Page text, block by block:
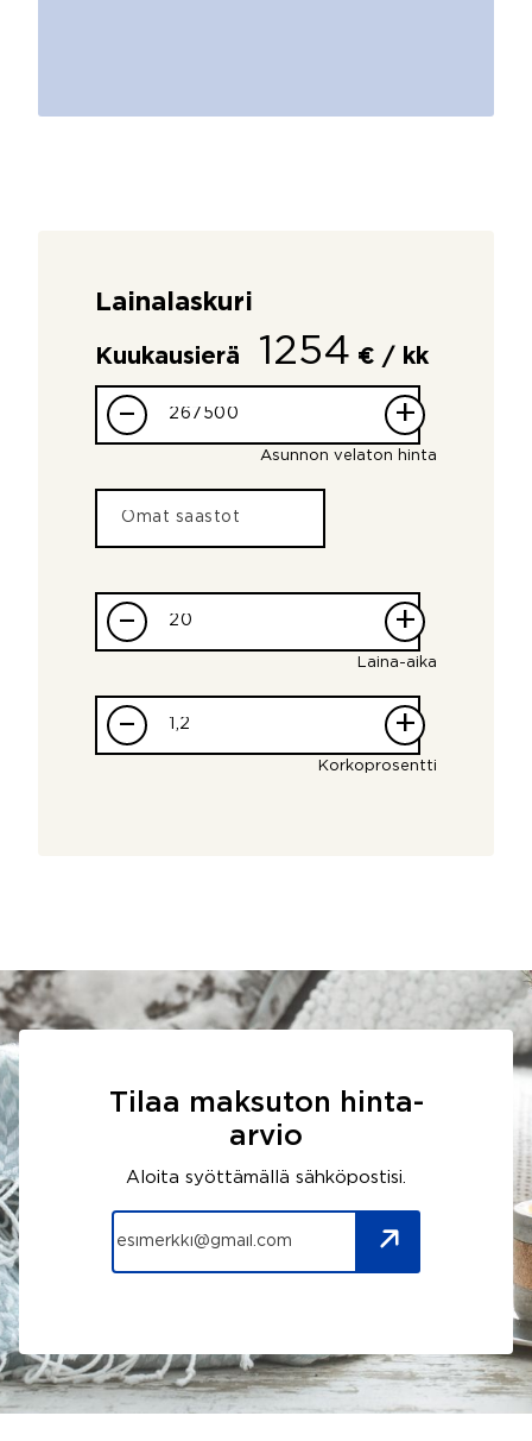
Lainalaskuri
Kuukausierä 1254 € / kk
– +
Asunnon velaton hinta
– +
Laina-aika
– +
Korkoprosentti
Tilaa maksuton hinta-
arvio
Aloita syöttämällä sähköpostisi.